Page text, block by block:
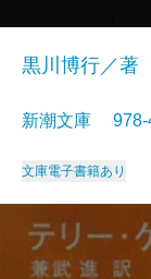
黒川博行／著
新潮文庫
文庫電子書籍あり